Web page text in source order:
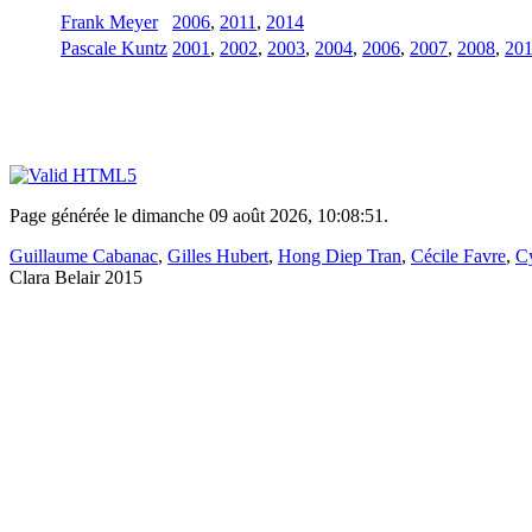
Frank Meyer 2006, 2011 , 2014
Pascale Kuntz 2001 , 2002, 2003, 2004, 2006, 2007, 2008,
Page générée le dimanche 09 août 2026, 10:08:51.
Guillaume Cabanac, Gilles Hubert, Hong Diep Tran, Cécile Favre,
Clara Belair 2015